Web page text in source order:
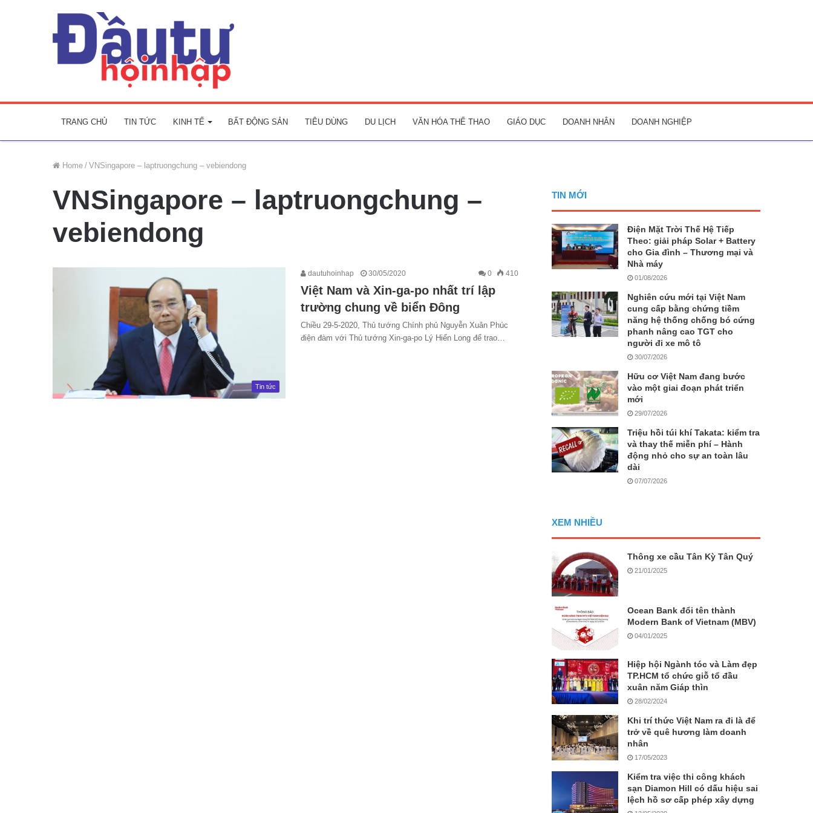
TRANG CHỦ TIN TỨC KINH TẾ BẤT ĐỘNG SẢN TIÊU DÙNG DU LỊCH VĂN HÓA THỂ THAO GIÁO DỤC DOANH NHÂN DOANH NGHIỆP
Home / VNSingapore – laptruongchung – vebiendong
VNSingapore – laptruongchung –
vebiendong
Tin tức
dautuhoinhap 30/05/2020 0 410
Việt Nam và Xin-ga-po nhất trí lập
trường chung về biển Đông
Chiều 29-5-2020, Thủ tướng Chính phủ Nguyễn Xuân Phúc
điện đàm với Thủ tướng Xin-ga-po Lý Hiển Long để trao…
TIN MỚI
Điện Mặt Trời Thế Hệ Tiếp
Theo: giải pháp Solar + Battery
cho Gia đình – Thương mại và
Nhà máy
01/08/2026
Nghiên cứu mới tại Việt Nam
cung cấp bằng chứng tiềm
năng hệ thống chống bó cứng
phanh nâng cao TGT cho
người đi xe mô tô
30/07/2026
Hữu cơ Việt Nam đang bước
vào một giai đoạn phát triển
mới
29/07/2026
Triệu hồi túi khí Takata: kiểm tra
và thay thế miễn phí – Hành
động nhỏ cho sự an toàn lâu
dài
07/07/2026
XEM NHIỀU
Thông xe cầu Tân Kỳ Tân Quý
21/01/2025
Ocean Bank đổi tên thành
Modern Bank of Vietnam (MBV)
04/01/2025
Hiệp hội Ngành tóc và Làm đẹp
TP.HCM tổ chức giỗ tổ đầu
xuân năm Giáp thìn
28/02/2024
Khi trí thức Việt Nam ra đi là để
trở về quê hương làm doanh
nhân
17/05/2023
Kiểm tra việc thi công khách
sạn Diamon Hill có dấu hiệu sai
lệch hồ sơ cấp phép xây dựng